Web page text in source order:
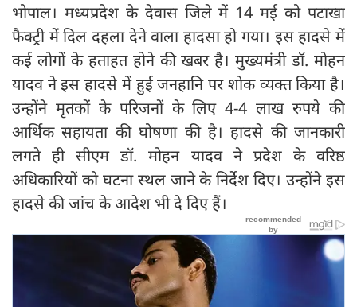
भोपाल। मध्यप्रदेश के देवास जिले में 14 मई को पटाखा
फैक्ट्री में दिल दहला देने वाला हादसा हो गया। इस हादसे में
कई लोगों के हताहत होने की खबर है। मुख्यमंत्री डॉ. मोहन
यादव ने इस हादसे में हुई जनहानि पर शोक व्यक्त किया है।
उन्होंने मृतकों के परिजनों के लिए 4-4 लाख रुपये की
आर्थिक सहायता की घोषणा की है। हादसे की जानकारी
लगते ही सीएम डॉ. मोहन यादव ने प्रदेश के वरिष्ठ
अधिकारियों को घटना स्थल जाने के निर्देश दिए। उन्होंने इस
हादसे की जांच के आदेश भी दे दिए हैं।